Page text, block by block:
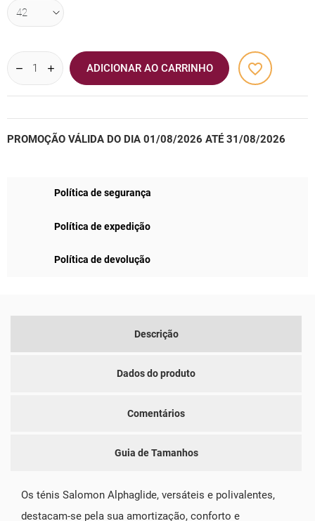
ADICIONAR AO CARRINHO favorite_border
PROMOÇÃO VÁLIDA DO DIA 01/08/2026 ATÉ 31/08/2026
Política de segurança
Política de expedição
Política de devolução
Descrição
Dados do produto
Comentários
Guia de Tamanhos
Os ténis Salomon Alphaglide, versáteis e polivalentes,
destacam-se pela sua amortização, conforto e